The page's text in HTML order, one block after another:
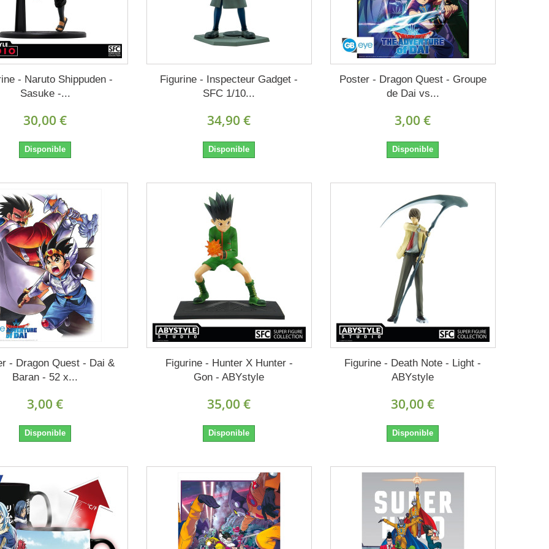
- Naruto Shippuden -
Sasuke -...
30,00 €
Disponible
Figurine - Inspecteur Gadget -
SFC 1/10...
34,90 €
Disponible
Poster - Dragon Quest - Groupe
de Dai vs...
3,00 €
Disponible
- Dragon Quest - Dai &
Baran - 52 x...
3,00 €
Disponible
Figurine - Hunter X Hunter -
Gon - ABYstyle
35,00 €
Disponible
Figurine - Death Note - Light -
ABYstyle
30,00 €
Disponible